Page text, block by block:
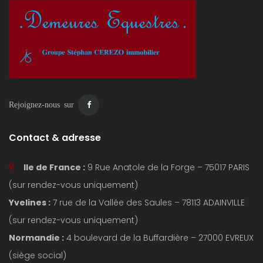
Rejoignez-nous sur
Contact & adresse
Ile de France : 9 Rue Anatole de la Forge – 75017 PARIS
(sur rendez-vous uniquement)
Yvelines : 7 rue de la Vallée des Saules – 78113 ADAINVILLE
(sur rendez-vous uniquement)
Normandie : 4 boulevard de la Buffardière – 27000 EVREUX
(siège social)